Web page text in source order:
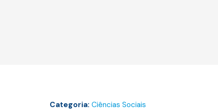
Categoria: Ciências Sociais